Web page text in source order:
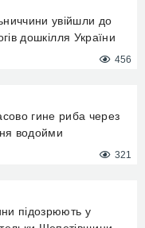
увійшли до
дошкілля України
456
гине риба через
водойми
321
підозрюють у